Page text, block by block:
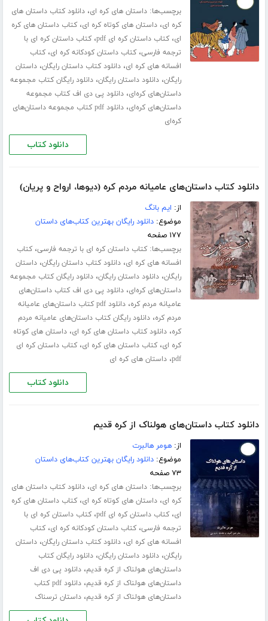
برچسب‌ها:داستان های کره ای،دانلود کتاب داستان های
کره ای،داستان های کوتاه کره ای،کتاب داستان های کره
ای،کتاب داستان کره ای pdf ،کتاب داستان کره ای با
ترجمه فارسی،کتاب داستان کودکانه کره ای،کتاب
افسانه های کره ای،دانلود کتاب داستان رایگان،داستان
رایگان،دانلود داستان رایگان،دانلود رایگان کتاب مجموعه
داستان‌های کره‌ای،دانلود پی دی اف کتاب مجموعه
داستان‌های کره‌ای،
دانلود pdf کتاب مجموعه داستان‌های
کره‌ای
دانلود کتاب
دانلود کتاب داستان‌های عامیانه مردم کره (دیوها، ارواح و پریان)
از: ایم بانگ
موضوع:دانلود رایگان بهترین کتاب‌های داستان
۱۷۷ صفحه
برچسب‌ها:کتاب داستان کره ای با ترجمه فارسی،کتاب
افسانه های کره ای،دانلود کتاب داستان رایگان،داستان
رایگان،دانلود داستان رایگان،دانلود رایگان کتاب مجموعه
داستان‌های کره‌ای،دانلود پی دی اف کتاب داستان‌های
عامیانه مردم کره،
دانلود pdf کتاب داستان‌های عامیانه
مردم کره،دانلود رایگان کتاب داستان‌های عامیانه مردم
کره،دانلود کتاب داستان های کره ای،داستان های کوتاه
کره ای،کتاب داستان های کره ای،کتاب داستان کره ای
pdf،داستان های کره ای
دانلود کتاب
دانلود کتاب داستان‌های هولناک از کره قدیم
از:هومر هالبرت
موضوع:دانلود رایگان بهترین کتاب‌های داستان
۷۳ صفحه
برچسب‌ها:داستان های کره ای،دانلود کتاب داستان های
کره ای،داستان های کوتاه کره ای،کتاب داستان های کره
ای،کتاب داستان کره ای pdf ،کتاب داستان کره ای با
ترجمه فارسی،کتاب داستان کودکانه کره ای،کتاب
افسانه های کره ای،دانلود کتاب داستان رایگان،داستان
رایگان،دانلود داستان رایگان،دانلود رایگان کتاب
داستان‌های هولناک از کره قدیم،دانلود پی دی اف
داستان‌های هولناک از کره قدیم،
دانلود pdf کتاب
داستان‌های هولناک از کره قدیم،داستان ترسناک